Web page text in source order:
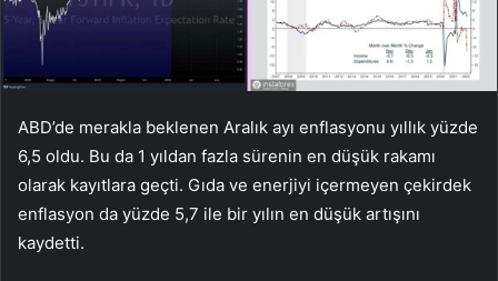
ABD’de merakla beklenen Aralık ayı enflasyonu yıllık yüzde
6,5 oldu. Bu da 1 yıldan fazla sürenin en düşük rakamı
olarak kayıtlara geçti. Gıda ve enerjiyi içermeyen çekirdek
enflasyon da yüzde 5,7 ile bir yılın en düşük artışını
kaydetti.